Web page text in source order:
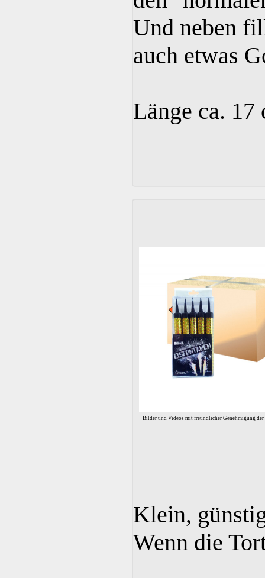
Und neben
auch etwas
Länge ca. 17
Bilder und Videos mit freundlicher Genehmigung der
Klein,
Wenn die